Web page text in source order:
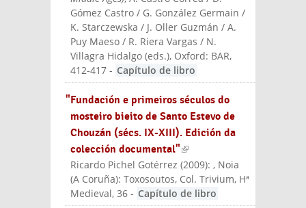
Gómez Castro / G. González Germain /
K. Starczewska / J. Oller Guzmán / A.
Puy Maeso / R. Riera Vargas / N.
Villagra Hidalgo (eds.), Oxford: BAR,
412-417 - Capítulo de libro
"Fundación e primeiros séculos do
mosteiro bieito de Santo Estevo de
Chouzán (sécs. IX-XIII). Edición da
colección documental"(link is
external)
Ricardo Pichel Gotérrez (2009):, Noia
(A Coruña): Toxosoutos, Col. Trivium, Hª
Medieval, 36 - Capítulo de libro